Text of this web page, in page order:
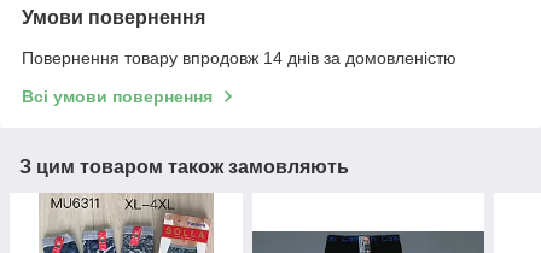
Умови повернення
Повернення товару впродовж 14 днів за домовленістю
Всі умови повернення
З цим товаром також замовляють